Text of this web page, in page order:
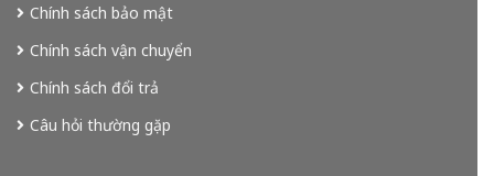
Chính sách bảo mật
Chính sách vận chuyển
Chính sách đổi trả
Câu hỏi thường gặp